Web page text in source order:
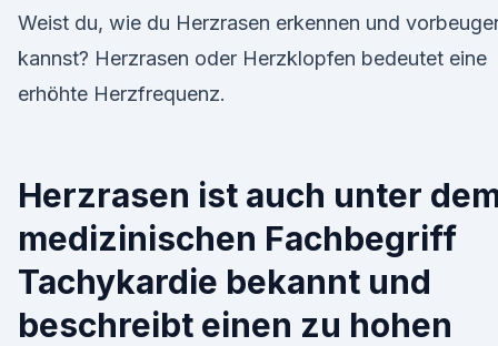
Weist du, wie du Herzrasen erkennen und
kannst? Herzrasen oder Herzklopfen bedeutet eine
erhöhte Herzfrequenz.
Herzrasen ist auch unter
medizinischen Fachbegriff
Tachykardie bekannt und
beschreibt einen zu hohen